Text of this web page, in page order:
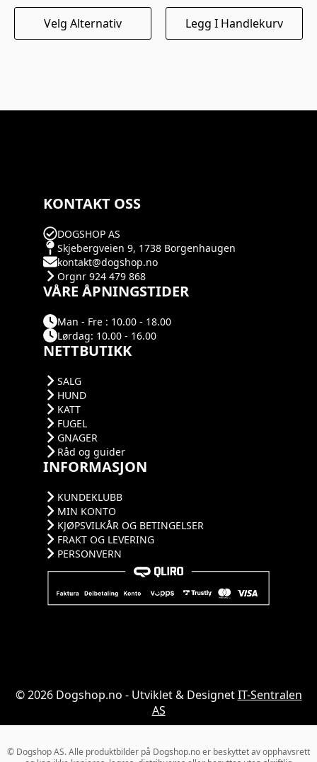
til
kr 999,00
Velg Alternativ
Dette
produktet
kan
Legg I Handlekurv
KONTAKT OSS
DOGSHOP AS
Skjebergveien 9, 1738 Borgenhaugen
kontakt@dogshop.no
Orgnr 924 479 868
VÅRE ÅPNINGSTIDER
Man - Fre : 10.00 - 18.00
Lørdag: 10.00 - 16.00
NETTBUTIKK
SALG
HUND
KATT
FUGEL
GNAGER
Råd og guider
INFORMASJON
KUNDEKLUBB
MIN KONTO
KJØPSVILKÅR OG BETINGELSER
FRAKT OG LEVERING
PERSONVERN
© 2026 Dogshop.no - Utviklet & DesignetIT-Sentralen
AS
© Dogshop AS. Alle produktbilder på Dogshop.no er beskyttet av opphavsrett